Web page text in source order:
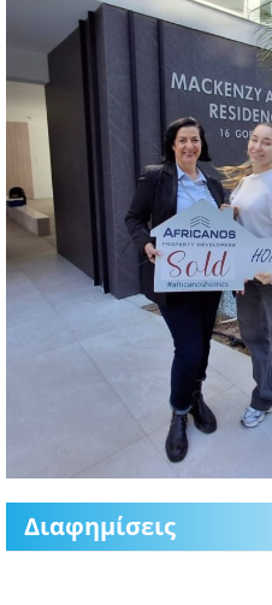
Διαφημίσεις